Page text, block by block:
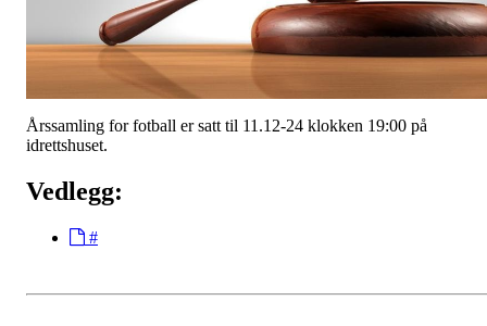
Årssamling for fotball er satt til 11.12-24 klokken 19:00 på
idrettshuset.
Vedlegg:
#